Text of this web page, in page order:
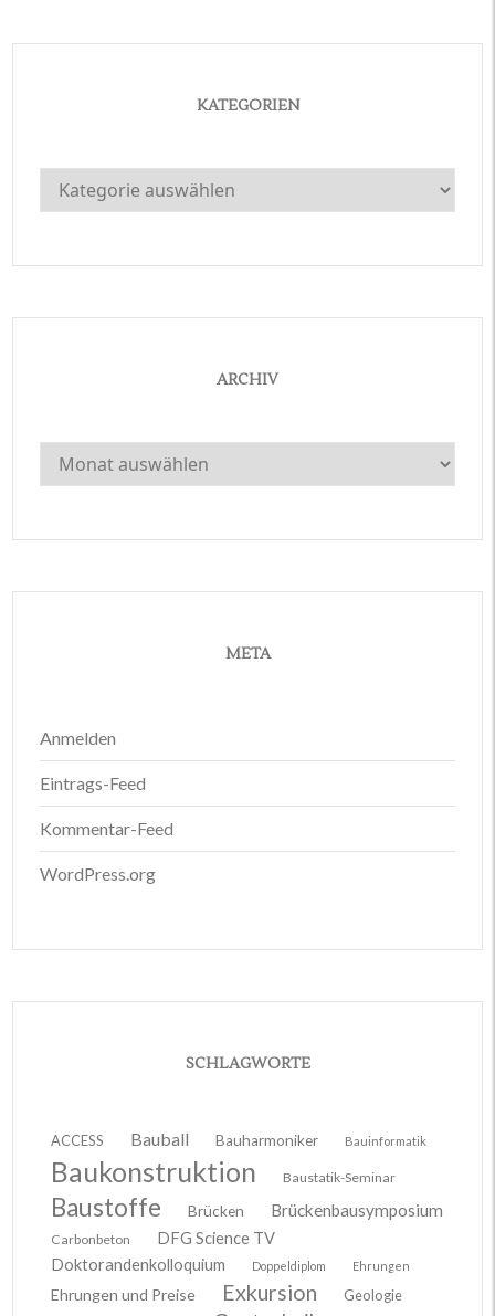
KATEGORIEN
Kategorien
ARCHIV
Archiv
META
Anmelden
Eintrags-Feed
Kommentar-Feed
WordPress.org
SCHLAGWORTE
ACCESS Bauball Bauharmoniker Bauinformatik
Baukonstruktion Baustatik-Seminar
Baustoffe Brücken Brückenbausymposium
Carbonbeton
DFG Science TV
Doktorandenkolloquium
Doppeldiplom Ehrungen
Ehrungen und Preise Exkursion
Geologie